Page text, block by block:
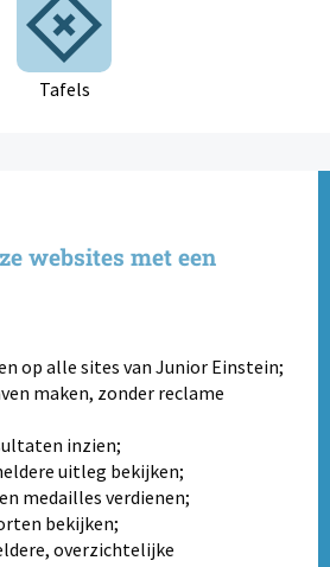
Tafels
websites met een
op alle sites van Junior Einstein;
maken, zonder reclame
inzien;
uitleg bekijken;
medailles verdienen;
bekijken;
overzichtelijke